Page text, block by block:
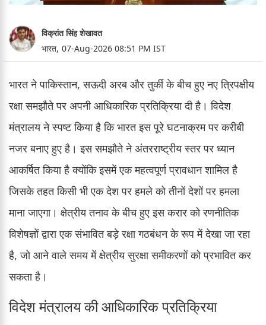
विक्रांत सिंह शेखावत
भारत, 07-Aug-2026 08:51 PM IST
भारत ने पाकिस्तान, सऊदी अरब और तुर्की के बीच हुए नए त्रिपक्षीय
रक्षा समझौते पर अपनी आधिकारिक प्रतिक्रिया दी है। विदेश
मंत्रालय ने स्पष्ट किया है कि भारत इस पूरे घटनाक्रम पर करीबी
नजर बनाए हुए है। इस समझौते ने अंतरराष्ट्रीय स्तर पर ध्यान
आकर्षित किया है क्योंकि इसमें एक महत्वपूर्ण प्रावधान शामिल है
जिसके तहत किसी भी एक देश पर हमले को तीनों देशों पर हमला
माना जाएगा। क्षेत्रीय तनाव के बीच हुए इस करार को रणनीतिक
विशेषज्ञों द्वारा एक संभावित बड़े रक्षा गठबंधन के रूप में देखा जा रहा
है, जो आने वाले समय में क्षेत्रीय सुरक्षा समीकरणों को प्रभावित कर
सकता है।
विदेश मंत्रालय की आधिकारिक प्रतिक्रिया